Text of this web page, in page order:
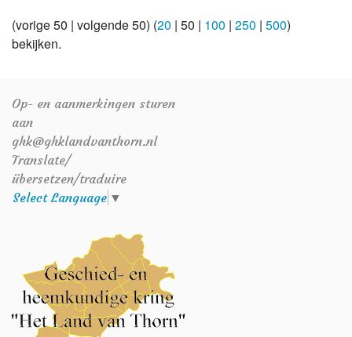
(vorige 50 | volgende 50) (20 | 50 | 100 | 250 | 500)
bekijken.
Op- en aanmerkingen sturen
aan
ghk@ghklandvanthorn.nl
Translate/
übersetzen/traduire
Select Language ▼